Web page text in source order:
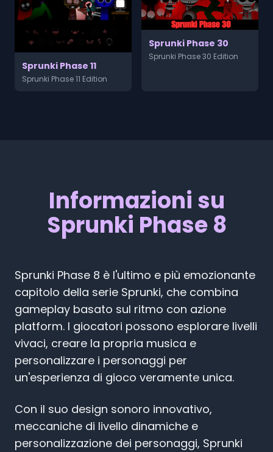
Sprunki Phase 11
Sprunki Phase 11 Edition
Sprunki Phase 30
Sprunki Phase 30 Edition
Informazioni su
Sprunki Phase 8
Sprunki Phase 8 è l'ultimo e più emozionante
capitolo della serie Sprunki, che combina
gameplay basato sul ritmo con azione
platform. I giocatori possono esplorare livelli
vivaci, creare la propria musica e
personalizzare i personaggi per
un'esperienza di gioco veramente unica.
Con il suo design sonoro innovativo,
meccaniche di livello dinamiche e
personalizzazione dei personaggi, Sprunki